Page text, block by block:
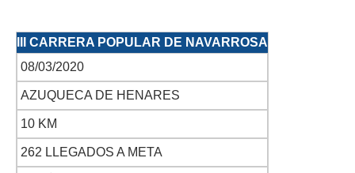
III CARRERA POPULAR DE NAVARROSA
08/03/2020
AZUQUECA DE HENARES
10 KM
262 LLEGADOS A META